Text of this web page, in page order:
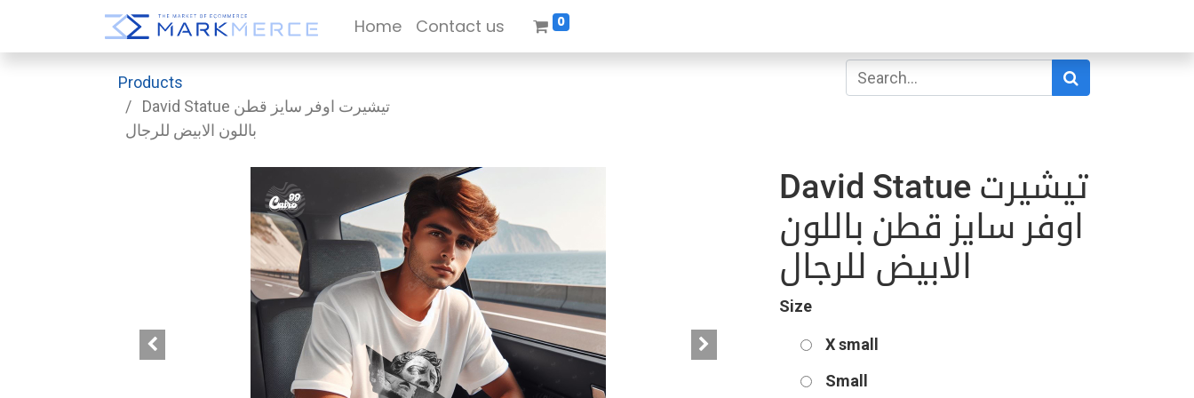
Home Contact us 0
Products
David Statue تيشيرت اوفر سايز قطن
باللون الابيض للرجال
David Statue تيشيرت
اوفر سايز قطن باللون
الابيض للرجال
Size
X small
Small